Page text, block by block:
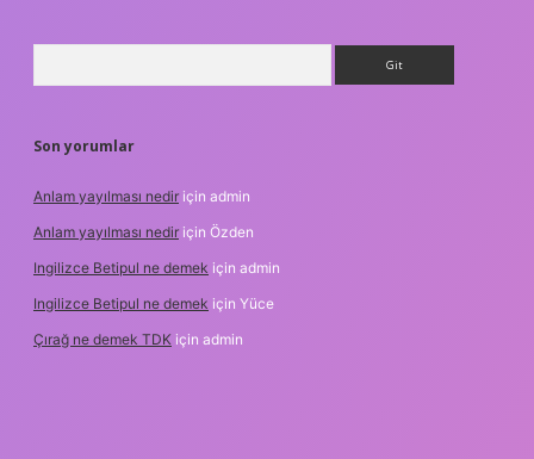
Son yorumlar
Anlam yayılması nedir için admin
Anlam yayılması nedir için Özden
Ingilizce Betipul ne demek için admin
Ingilizce Betipul ne demek için Yüce
Çırağ ne demek TDK için admin